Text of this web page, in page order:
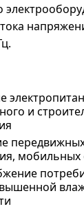
и
мобильных